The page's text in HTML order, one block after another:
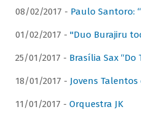
08/02/2017 - Paulo Santoro:
01/02/2017 - "Duo Burajiru
25/01/2017 - Brasília Sax
18/01/2017 - Jovens
11/01/2017 - Orquestra JK